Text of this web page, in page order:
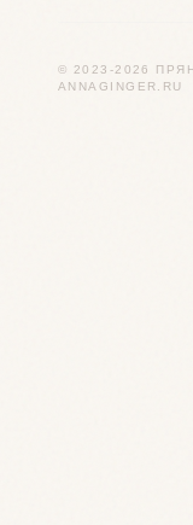
© 2023-2026
ANNAGINGER.RU